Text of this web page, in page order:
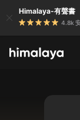
Himalaya-有聲書
4.8k